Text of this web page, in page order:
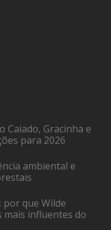
Caiado, Gracinha e
para 2026
ambiental e
por que Wilde
mais influentes do